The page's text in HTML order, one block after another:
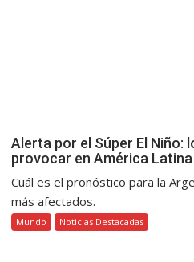
Alerta por el Súper El Niño:
provocar en América Latina
Cuál es el pronóstico para la
más afectados.
Mundo Noticias Destacadas